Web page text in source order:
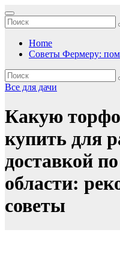
Перейти
к
содержимому
Home
Советы Фермеру:
Все для дачи
Какую
купить для
доставкой
области:
советы